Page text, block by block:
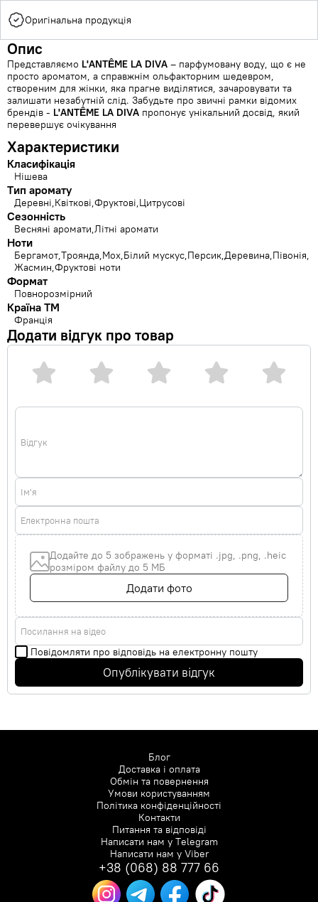
Оригінальна продукція
Опис
Представляємо L'ANTÊME LА DІVA – парфумовану воду, що є не
просто ароматом, а справжнім ольфакторним шедевром,
створеним для жінки, яка прагне виділятися, зачаровувати та
залишати незабутній слід. Забудьте про звичні рамки відомих
брендів - L'ANTÊME LА DІVA пропонує унікальний досвід, який
перевершує очікування
Характеристики
Класифікація
Нішева
Тип аромату
Деревні Квіткові Фруктові Цитрусові
Сезонність
Весняні аромати Літні аромати
Ноти
Бергамот Троянда Мох Білий мускус Персик Деревина Півонія
Жасмин Фруктові ноти
Формат
Повнорозмірний
Країна ТМ
Франція
Додати відгук про товар
Відгук
Ім'я
Електронна пошта
Додайте до 5 зображень у форматі .jpg, .png, .heic
розміром файлу до 5 МБ
Додати фото
Посилання на відео
Повідомляти про відповідь на електронну пошту
Опублікувати відгук
Блог
Доставка і оплата
Обмін та повернення
Умови користуванням
Політика конфіденційності
Контакти
Питання та відповіді
Написати нам уTelegram
Написати нам уViber
+38 (068) 88 777 66